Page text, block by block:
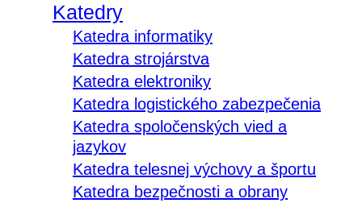
Katedry
Katedra informatiky
Katedra strojárstva
Katedra elektroniky
Katedra logistického zabezpečenia
Katedra spoločenských vied a
jazykov
Katedra telesnej výchovy a športu
Katedra bezpečnosti a obrany